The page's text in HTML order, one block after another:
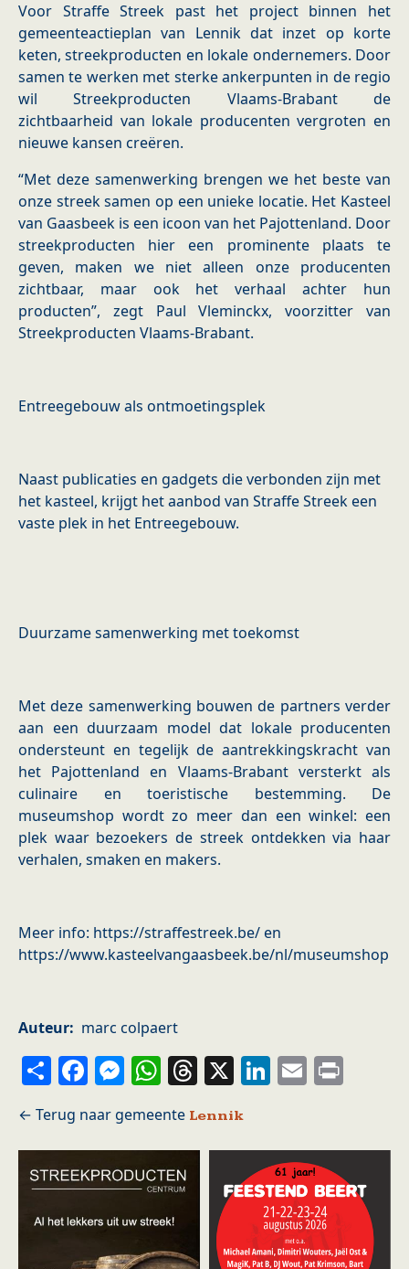
Voor Straffe Streek past het project binnen het
gemeenteactieplan van Lennik dat inzet op korte
keten, streekproducten en lokale ondernemers. Door
samen te werken met sterke ankerpunten in de regio
wil Streekproducten Vlaams-Brabant de
zichtbaarheid van lokale producenten vergroten en
nieuwe kansen creëren.
“Met deze samenwerking brengen we het beste van
onze streek samen op een unieke locatie. Het Kasteel
van Gaasbeek is een icoon van het Pajottenland. Door
streekproducten hier een prominente plaats te
geven, maken we niet alleen onze producenten
zichtbaar, maar ook het verhaal achter hun
producten”, zegt Paul Vleminckx, voorzitter van
Streekproducten Vlaams-Brabant.
Entreegebouw als ontmoetingsplek
Naast publicaties en gadgets die verbonden zijn met
het kasteel, krijgt het aanbod van Straffe Streek een
vaste plek in het Entreegebouw. ​
​Duurzame samenwerking met toekomst
Met deze samenwerking bouwen de partners verder
aan een duurzaam model dat lokale producenten
ondersteunt en tegelijk de aantrekkingskracht van
het Pajottenland en Vlaams‑Brabant versterkt als
culinaire en toeristische bestemming. De
museumshop wordt zo meer dan een winkel: een
plek waar bezoekers de streek ontdekken via haar
verhalen, smaken en makers.
Meer info: https://straffestreek.be/ en
https://www.kasteelvangaasbeek.be/nl/museumshop
Auteur marc colpaert
ShareFacebook
Messenger
WhatsApp
Threads
X LinkedIn
Email
Lennik